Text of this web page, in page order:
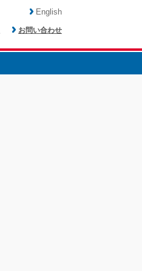
お問い合わせ
English